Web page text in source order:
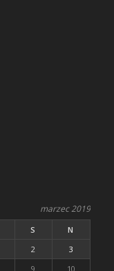
marzec 2019
S
N
2
3
9 10